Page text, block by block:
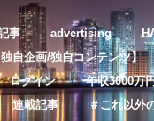
事 advertising
独自企画/独自コンテンツ】
ログイン 年収3000万
連載記事
＃これ以外